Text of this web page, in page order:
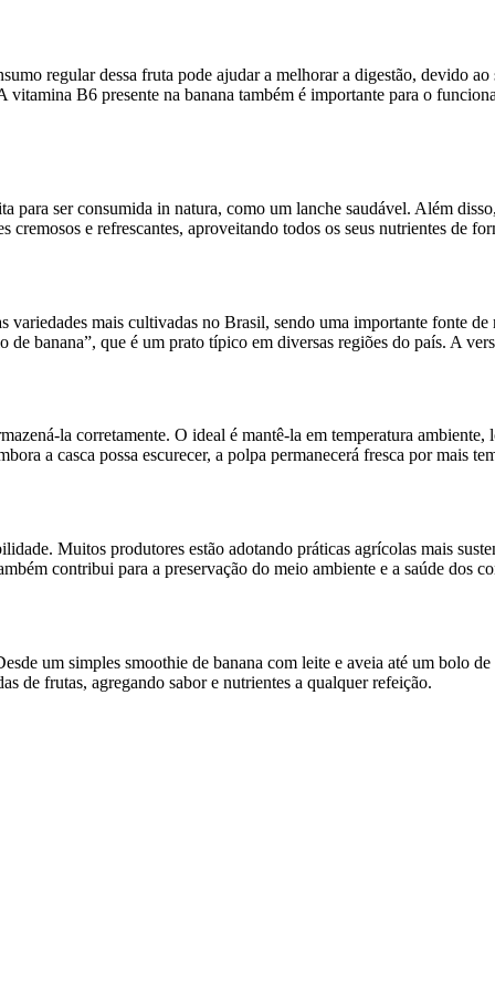
regular dessa fruta pode ajudar a melhorar a digestão, devido
B6 presente na banana também é importante para o
para ser consumida in natura, como um lanche saudável. Além
e refrescantes, aproveitando todos os seus nutrientes de
variedades mais cultivadas no Brasil, sendo uma importante fonte
banana”, que é um prato típico em diversas regiões do país. A
la corretamente. O ideal é mantê-la em temperatura
a casca possa escurecer, a polpa permanecerá fresca por mais
Muitos produtores estão adotando práticas agrícolas mais
contribui para a preservação do meio ambiente e a saúde dos
um simples smoothie de banana com leite e aveia até um bolo
de frutas, agregando sabor e nutrientes a qualquer refeição.